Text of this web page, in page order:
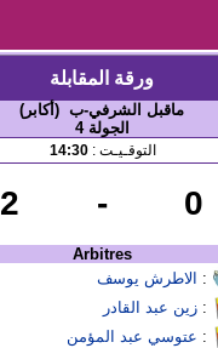
ورقة المقابلة
ماقبل الشرفي-ب (أكابر)
الجولة 4
التوقـيـت : 14:30
0
-
2
Arbitres
: الاطرش يوسف
: زين عبد القادر
: عتوسي عبد المؤمن